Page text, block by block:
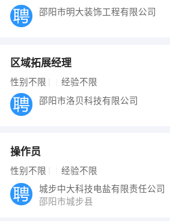
邵阳市明大装饰工程有限公司
区域拓展经理
性别不限 经验不限
邵阳市洛贝科技有限公司
操作员
性别不限 经验不限
城步中大科技电盐有限责任公司
邵阳市城步县